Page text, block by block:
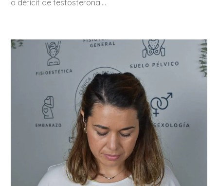
o déficit de testosterona….